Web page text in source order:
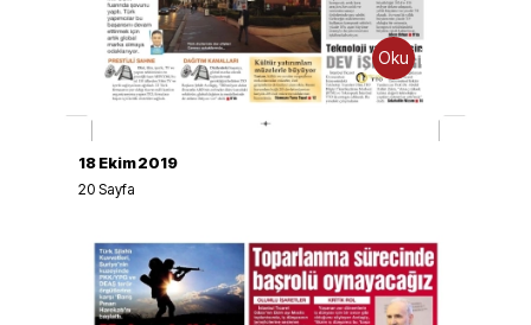
Oku İndir
18 Ekim 2019
20Sayfa